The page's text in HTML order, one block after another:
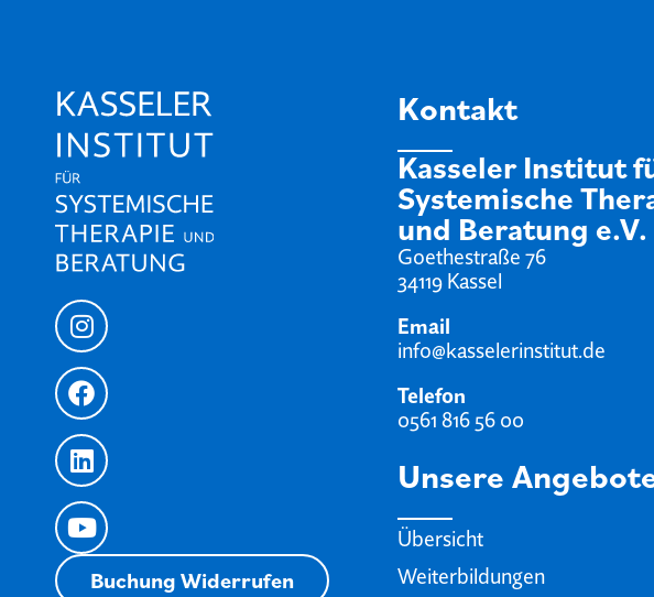
Buchung Widerrufen
Kontakt
Kasseler Institut
Systemische
und Beratung e.V.
Goethestraße 76
34119 Kassel
Email
info@kasselerinstitut.de
Telefon
0561 816 56 00
Unsere
Übersicht
Weiterbildungen